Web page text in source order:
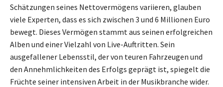
Schätzungen seines Nettovermögens variieren, glauben
viele Experten, dass es sich zwischen 3 und 6 Millionen Euro
bewegt. Dieses Vermögen stammt aus seinen erfolgreichen
Alben und einer Vielzahl von Live-Auftritten. Sein
ausgefallener Lebensstil, der von teuren Fahrzeugen und
den Annehmlichkeiten des Erfolgs geprägt ist, spiegelt die
Früchte seiner intensiven Arbeit in der Musikbranche wider.